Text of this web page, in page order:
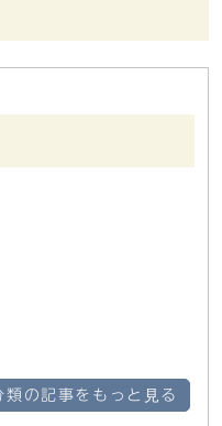
類の記事をもっと見る